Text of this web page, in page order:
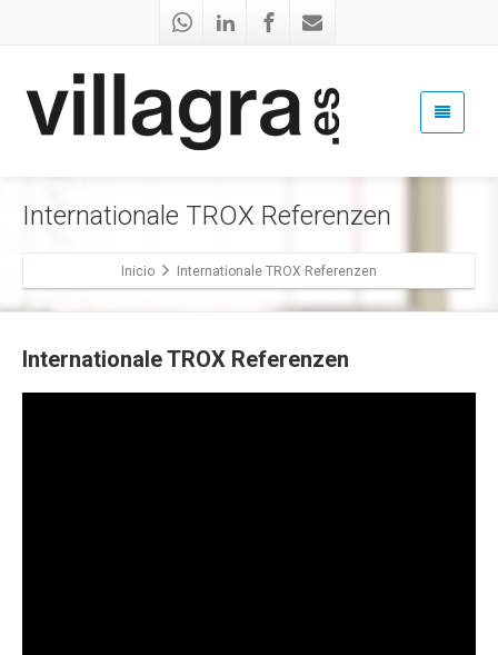
Internationale TROX Referenzen
Inicio Internationale TROX Referenzen
Internationale TROX Referenzen